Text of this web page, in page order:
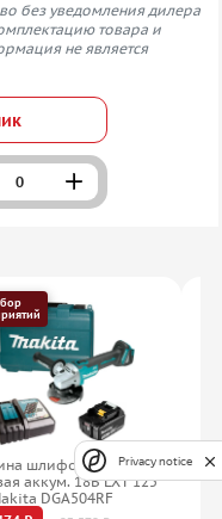
без уведомления дилера
товара и
не является
шлифовальная
аккум. 18В LXT 125
DGA504RF
Privacy notice